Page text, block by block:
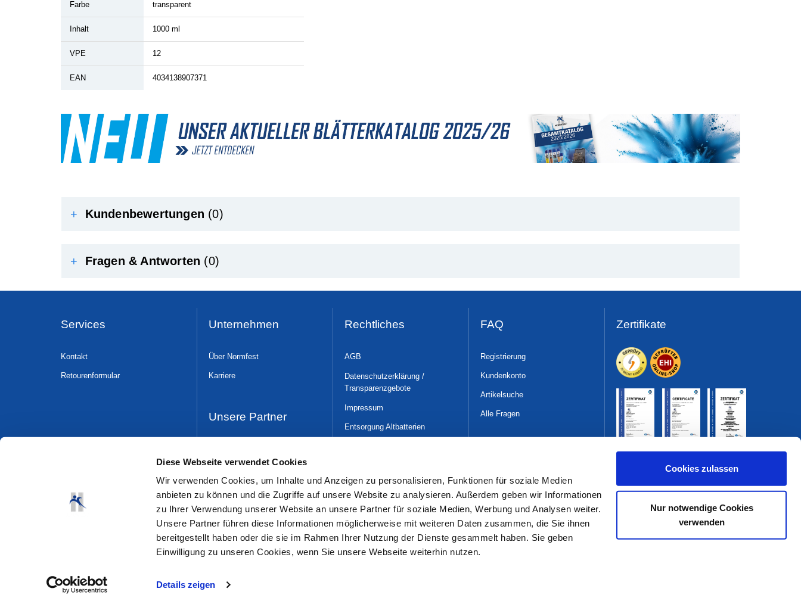
Diese Webseite verwendet Cookies
Wir verwenden Cookies, um Inhalte und Anzeigen zu personalisieren, Funktionen für soziale Medien
anbieten zu können und die Zugriffe auf unsere Website zu analysieren. Außerdem geben wir Informationen
zu Ihrer Verwendung unserer Website an unsere Partner für soziale Medien, Werbung und Analysen weiter.
Unsere Partner führen diese Informationen möglicherweise mit weiteren Daten zusammen, die Sie ihnen
bereitgestellt haben oder die sie im Rahmen Ihrer Nutzung der Dienste gesammelt haben. Sie geben
Einwilligung zu unseren Cookies, wenn Sie unsere Webseite weiterhin nutzen.
Details zeigen
Cookies zulassen
Nur notwendige Cookies
verwenden
Farbe transparent
Inhalt 1000 ml
VPE 12
EAN 4034138907371
+ Kundenbewertungen (0)
+ Fragen & Antworten (0)
Services
Kontakt
Retourenformular
Unternehmen
Über Normfest
Karriere
Unsere Partner
Rechtliches
AGB
Datenschutzerklärung /
Transparenzgebote
Impressum
Entsorgung Altbatterien
Gender-Hinweis
FAQ
Registrierung
Kundenkonto
Artikelsuche
Alle Fragen
Zertifikate
© 2026 Normfest GmbH Siemensstr. 23 42551 Velbert